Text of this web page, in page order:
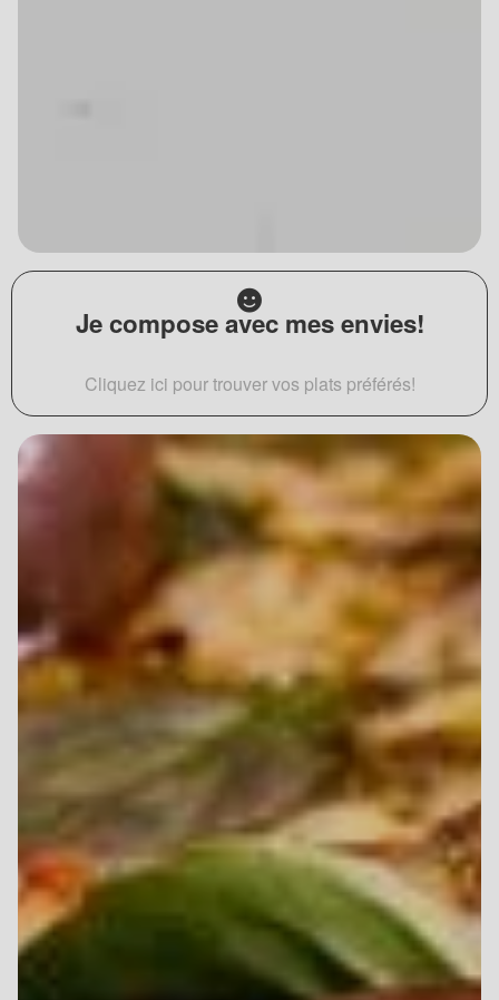
Je compose avec mes envies!
Cliquez ici pour trouver vos plats préférés!